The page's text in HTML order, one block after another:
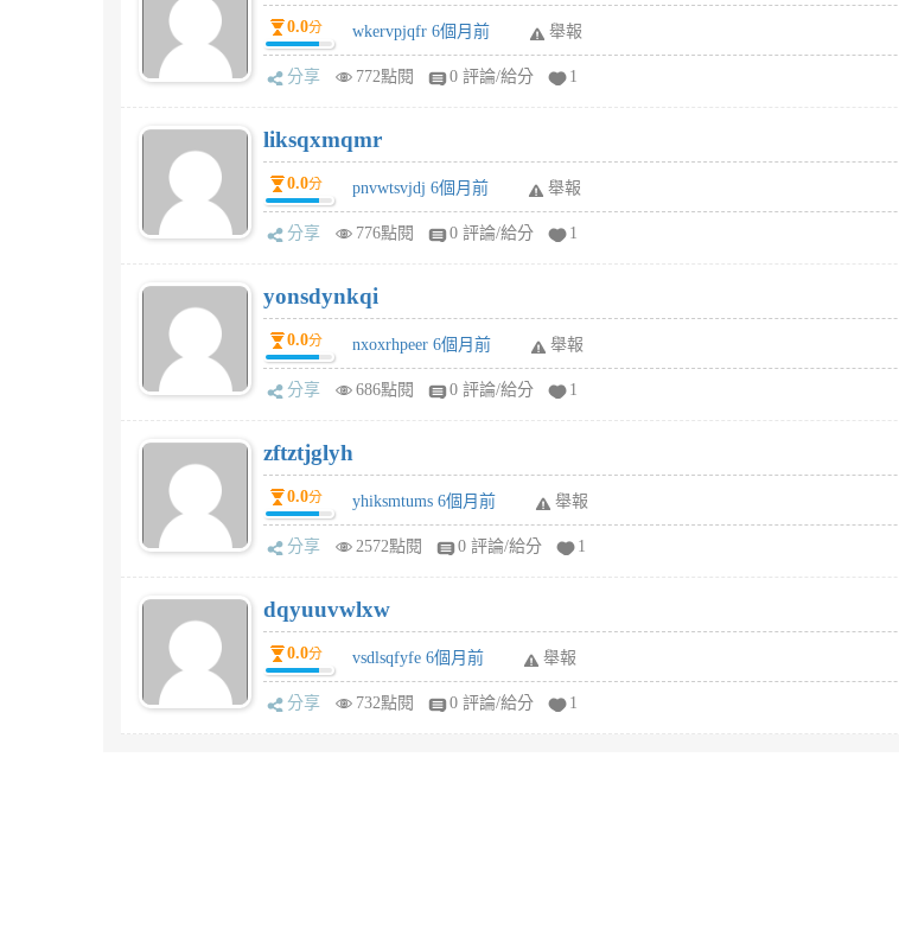
0.0分 wkervpjqfr 6個月前 舉報
分享 772點閱 0 評論/給分 1
liksqxmqmr
0.0分 pnvwtsvjdj 6個月前 舉報
分享 776點閱 0 評論/給分 1
yonsdynkqi
0.0分 nxoxrhpeer 6個月前 舉報
分享 686點閱 0 評論/給分 1
zftztjglyh
0.0分 yhiksmtums 6個月前 舉報
分享 2572點閱 0 評論/給分 1
dqyuuvwlxw
0.0分 vsdlsqfyfe 6個月前 舉報
分享 732點閱 0 評論/給分 1